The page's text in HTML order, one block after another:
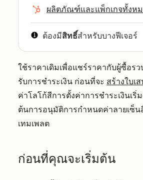
ผลิตภัณฑ์และแพ็กเกจทั้งห
ต้องมีสิทธิ์สำหรับบางฟีเจอร์
ใช้ราคาเดิมเพื่อแชร์ราคากับผู้ซื้อรว
รับการชำระเงิน ก่อนที่จะ สร้างใบเ
ค่าโลโก้สีการตั้งค่าการชำระเงินเริ่
ต้นการอนุมัติการกำหนดค่าลายเซ็น
เทมเพลต
ก่อนที่คุณจะเริ่มต้น